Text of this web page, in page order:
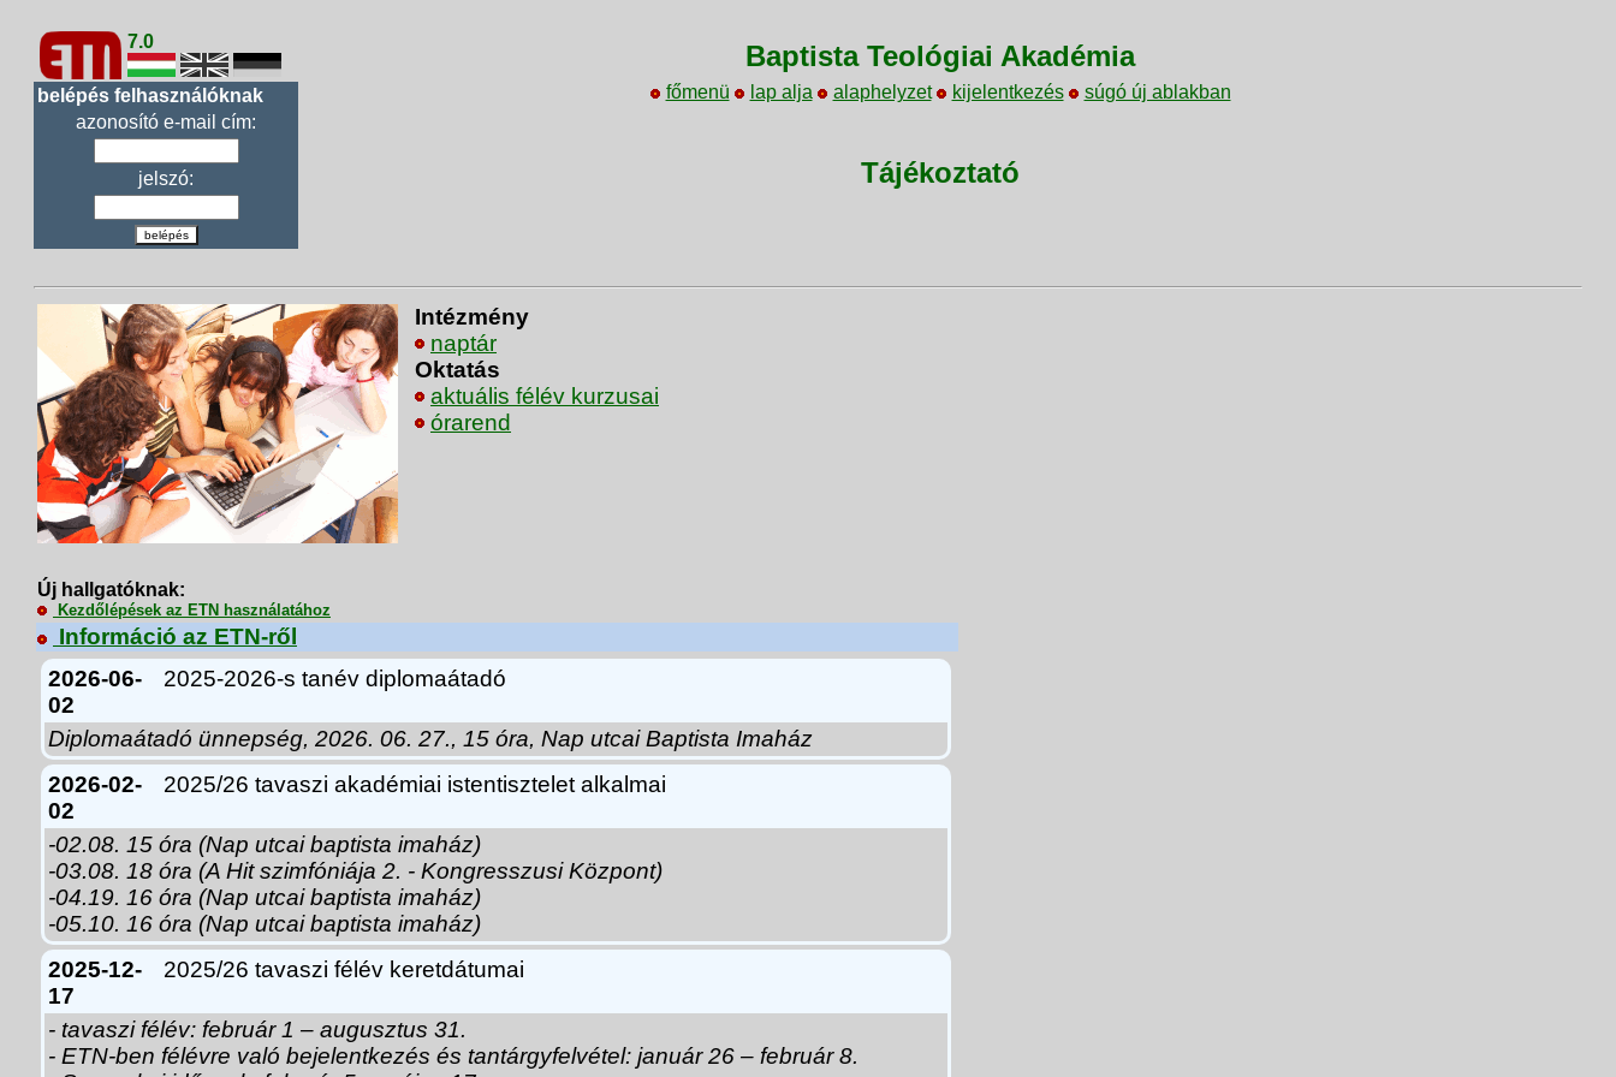
7.0 Baptista Teológiai Akadémia
belépés felhasználóknak
azonosító e-mail cím:
jelszó:
belépés
főmenü lap alja alaphelyzet kijelentkezés súgó új ablakban
Tájékoztató
Intézmény
naptár
Oktatás
aktuális félév kurzusai
órarend
Új hallgatóknak:
Kezdőlépések az ETN használatához
Információ az ETN-ről
2026-06-
02
2025-2026-s tanév diplomaátadó
Diplomaátadó ünnepség, 2026. 06. 27., 15 óra, Nap utcai Baptista Imaház
2026-02-
02
2025/26 tavaszi akadémiai istentisztelet alkalmai
-02.08. 15 óra (Nap utcai baptista imaház)
-03.08. 18 óra (A Hit szimfóniája 2. - Kongresszusi Központ)
-04.19. 16 óra (Nap utcai baptista imaház)
-05.10. 16 óra (Nap utcai baptista imaház)
2025-12-
17
2025/26 tavaszi félév keretdátumai
- tavaszi félév: február 1 – augusztus 31.
- ETN-ben félévre való bejelentkezés és tantárgyfelvétel: január 26 – február 8.